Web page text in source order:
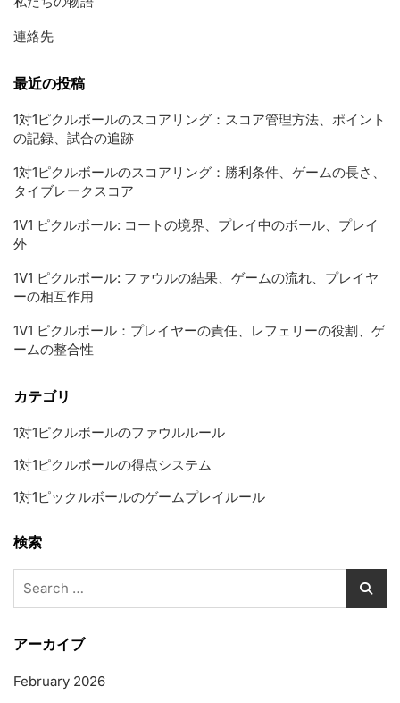
連絡先
最近の投稿
1対1ピクルボールのスコアリング：スコア管理方法、ポイント
の記録、試合の追跡
1対1ピクルボールのスコアリング：勝利条件、ゲームの長さ、
タイブレークスコア
1V1 ピクルボール: コートの境界、プレイ中のボール、プレイ
外
1V1 ピクルボール: ファウルの結果、ゲームの流れ、プレイヤ
ーの相互作用
1V1 ピクルボール：プレイヤーの責任、レフェリーの役割、ゲ
ームの整合性
カテゴリ
1対1ピクルボールのファウルルール
1対1ピクルボールの得点システム
1対1ピックルボールのゲームプレイルール
検索
アーカイブ
February 2026